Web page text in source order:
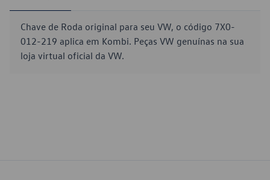
Chave de Roda original para seu VW, o código 7X0-
012-219 aplica em Kombi. Peças VW genuínas na sua
loja virtual oficial da VW.